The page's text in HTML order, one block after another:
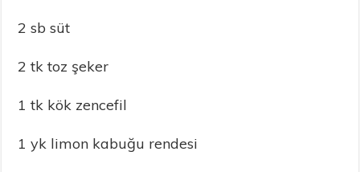
2 sb süt
2 tk toz şeker
1 tk kök zencefil
1 yk limon kabuğu rendesi